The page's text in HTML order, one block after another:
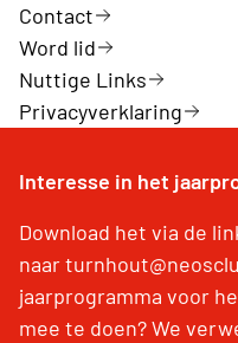
Contact
Word lid
Nuttige Links
Privacyverklaring
Interesse in het
Download het via de
naar
jaarprogramma voor
mee te doen? We